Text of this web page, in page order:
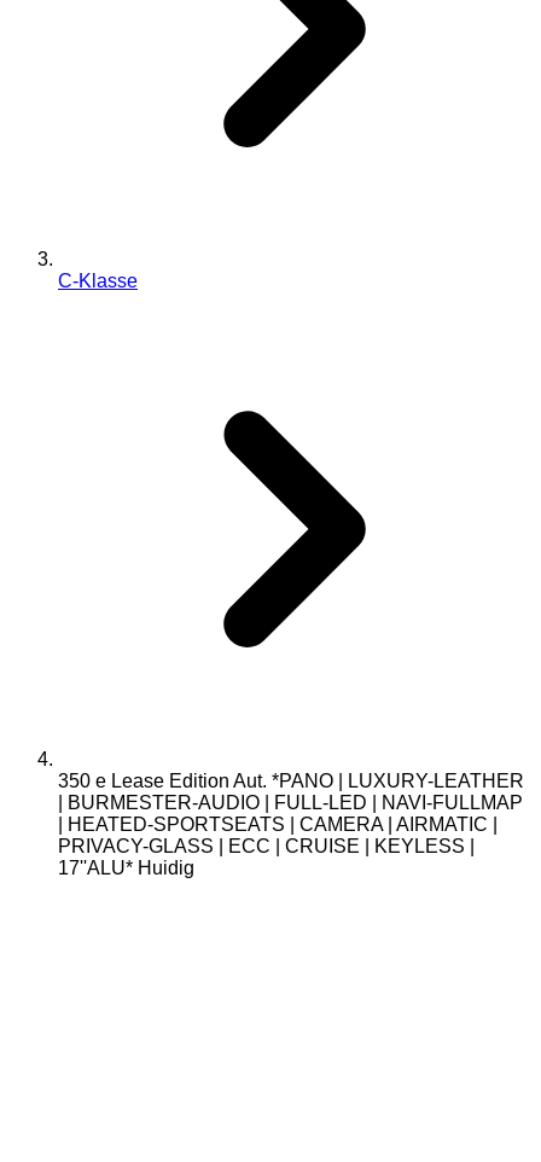
C-Klasse
350 e Lease Edition Aut. *PANO | LUXURY-LEATHER
| BURMESTER-AUDIO | FULL-LED | NAVI-FULLMAP
| HEATED-SPORTSEATS | CAMERA | AIRMATIC |
PRIVACY-GLASS | ECC | CRUISE | KEYLESS |
17''ALU* Huidig